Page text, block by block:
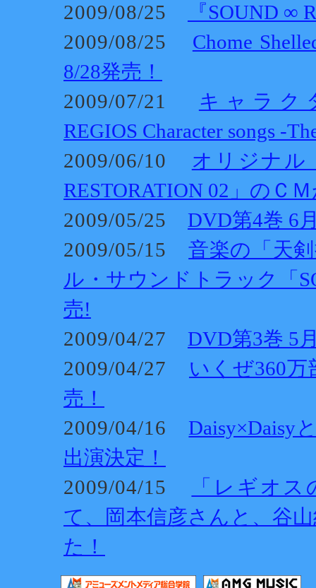
2009/08/25
『SOUND ∞
2009/08/25 Chome
8/28発売！
2009/07/21 キャラク
REGIOS Character songs -
2009/06/10 オリジナル
RESTORATION 02」のＣ
2009/05/25 DVD第4巻 6
2009/05/15音楽の「天
ル・サウンドトラック「
売!
2009/04/27 DVD第3巻 5
2009/04/27 いくぜ360
売！
2009/04/16 Daisy×Daisy
出演決定！
2009/04/15
「レギオ
て、岡本信彦さんと、谷
た！